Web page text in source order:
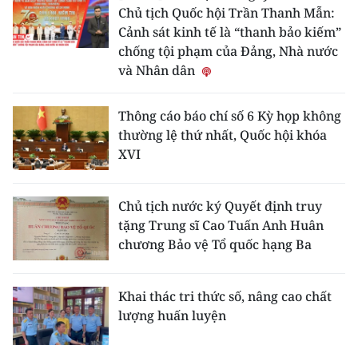
Chủ tịch Quốc hội Trần Thanh Mẫn:
Cảnh sát kinh tế là “thanh bảo kiếm”
chống tội phạm của Đảng, Nhà nước
và Nhân dân
Thông cáo báo chí số 6 Kỳ họp không
thường lệ thứ nhất, Quốc hội khóa
XVI
Chủ tịch nước ký Quyết định truy
tặng Trung sĩ Cao Tuấn Anh Huân
chương Bảo vệ Tổ quốc hạng Ba
Khai thác tri thức số, nâng cao chất
lượng huấn luyện